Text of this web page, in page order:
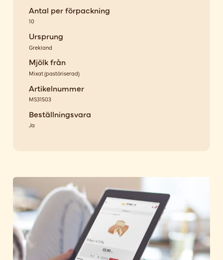
Antal per förpackning
10
Ursprung
Grekland
Mjölk från
Mixat(pastöriserad)
Artikelnummer
MS31503
Beställningsvara
Ja